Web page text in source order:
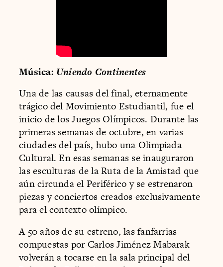
Música: Uniendo Continentes
Una de las causas del final, eternamente
trágico del Movimiento Estudiantil, fue el
inicio de los Juegos Olímpicos. Durante las
primeras semanas de octubre, en varias
ciudades del país, hubo una Olimpiada
Cultural. En esas semanas se inauguraron
las esculturas de la Ruta de la Amistad que
aún circunda el Periférico y se estrenaron
piezas y conciertos creados exclusivamente
para el contexto olímpico.
A 50 años de su estreno, las fanfarrias
compuestas por Carlos Jiménez Mabarak
volverán a tocarse en la sala principal del